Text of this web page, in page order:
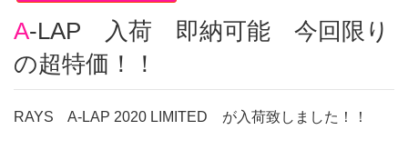
A-LAP 入荷 即納可能 今回限り
の超特価！！
RAYS A-LAP 2020 LIMITED が入荷致しました！！